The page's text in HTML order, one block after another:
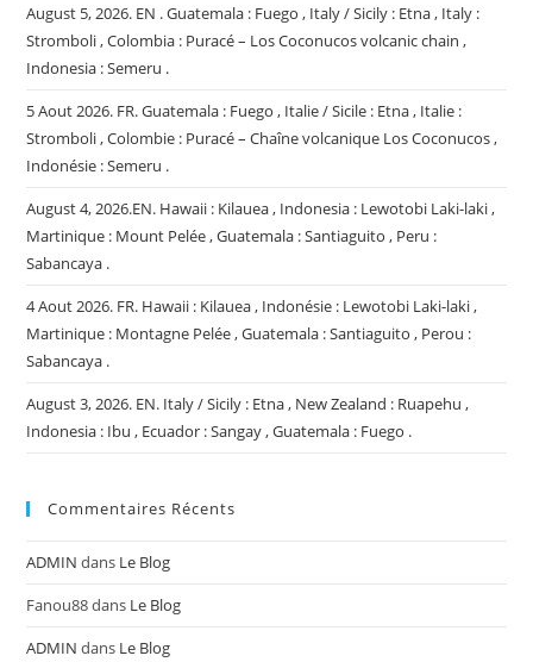
August 5, 2026. EN . Guatemala : Fuego , Italy / Sicily : Etna , Italy :
Stromboli , Colombia : Puracé – Los Coconucos volcanic chain ,
Indonesia : Semeru .
5 Aout 2026. FR. Guatemala : Fuego , Italie / Sicile : Etna , Italie :
Stromboli , Colombie : Puracé – Chaîne volcanique Los Coconucos ,
Indonésie : Semeru .
August 4, 2026.EN. Hawaii : Kilauea , Indonesia : Lewotobi Laki-laki ,
Martinique : Mount Pelée , Guatemala : Santiaguito , Peru :
Sabancaya .
4 Aout 2026. FR. Hawaii : Kilauea , Indonésie : Lewotobi Laki-laki ,
Martinique : Montagne Pelée , Guatemala : Santiaguito , Perou :
Sabancaya .
August 3, 2026. EN. Italy / Sicily : Etna , New Zealand : Ruapehu ,
Indonesia : Ibu , Ecuador : Sangay , Guatemala : Fuego .
Commentaires Récents
ADMIN dans Le Blog
Fanou88dans Le Blog
ADMIN dans Le Blog